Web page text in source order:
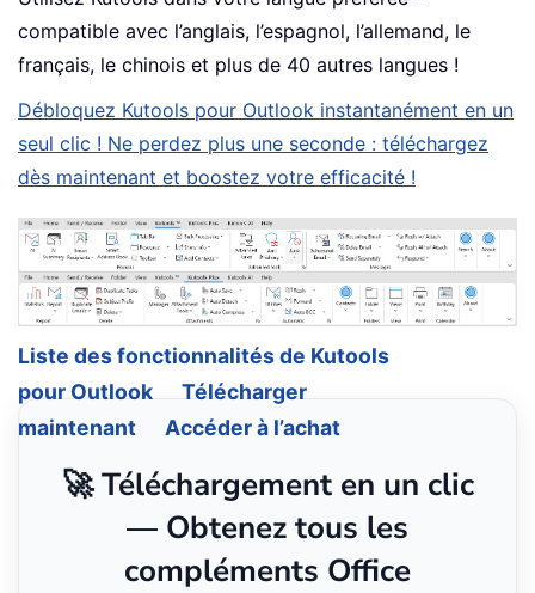
compatible avec l’anglais, l’espagnol, l’allemand, le
français, le chinois et plus de 40 autres langues !
Débloquez Kutools pour Outlook instantanément en un
seul clic ! Ne perdez plus une seconde : téléchargez
dès maintenant et boostez votre efficacité !
Liste des fonctionnalités de Kutools
pour Outlook
Télécharger
maintenant
Accéder à l’achat
🚀 Téléchargement en un clic
— Obtenez tous les
compléments Office